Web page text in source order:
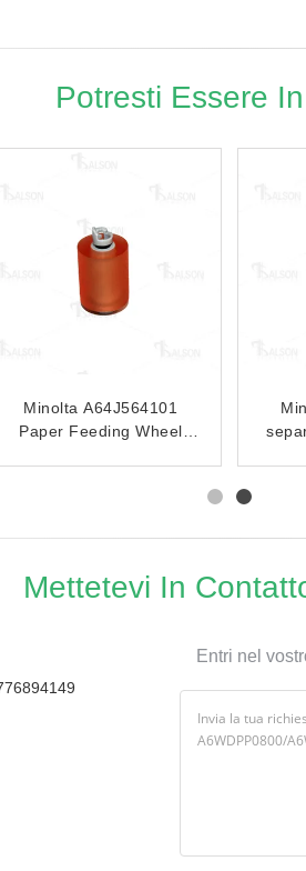
Potresti Essere
Minolta A143PP0000
Page Divider Gasket
Mettetevi In
Entri nel